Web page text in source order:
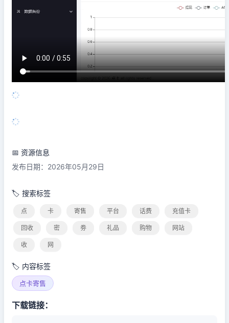
📅 资源信息
发布日期：2026年05月29日
🏷️ 搜索标签
点 卡 寄售 平台 话费 充值卡
回收 密 劵 礼品 购物 网站
收 网
🏷️ 内容标签
点卡寄售
下载链接：